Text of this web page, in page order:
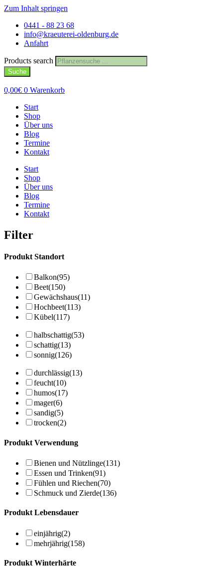
Zum Inhalt springen
0441 - 88 23 68
info@kraeuterei-oldenburg.de
Anfahrt
Products search
Suche
0,00€ 0 Warenkorb
Start
Shop
Über uns
Blog
Termine
Kontakt
Start
Shop
Über uns
Blog
Termine
Kontakt
Filter
Produkt Standort
Balkon(95)
Beet(150)
Gewächshaus(11)
Hochbeet(113)
Kübel(117)
halbschattig(53)
schattig(13)
sonnig(126)
durchlässig(13)
feucht(10)
humos(17)
mager(6)
sandig(5)
trocken(2)
Produkt Verwendung
Bienen und Nützlinge(131)
Essen und Trinken(91)
Fühlen und Riechen(70)
Schmuck und Zierde(136)
Produkt Lebensdauer
einjährig(2)
mehrjährig(158)
Produkt Winterhärte